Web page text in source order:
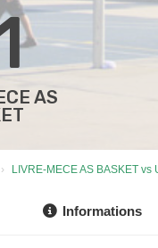
AS
LIVRE-MECE AS BASKET vs
Informations